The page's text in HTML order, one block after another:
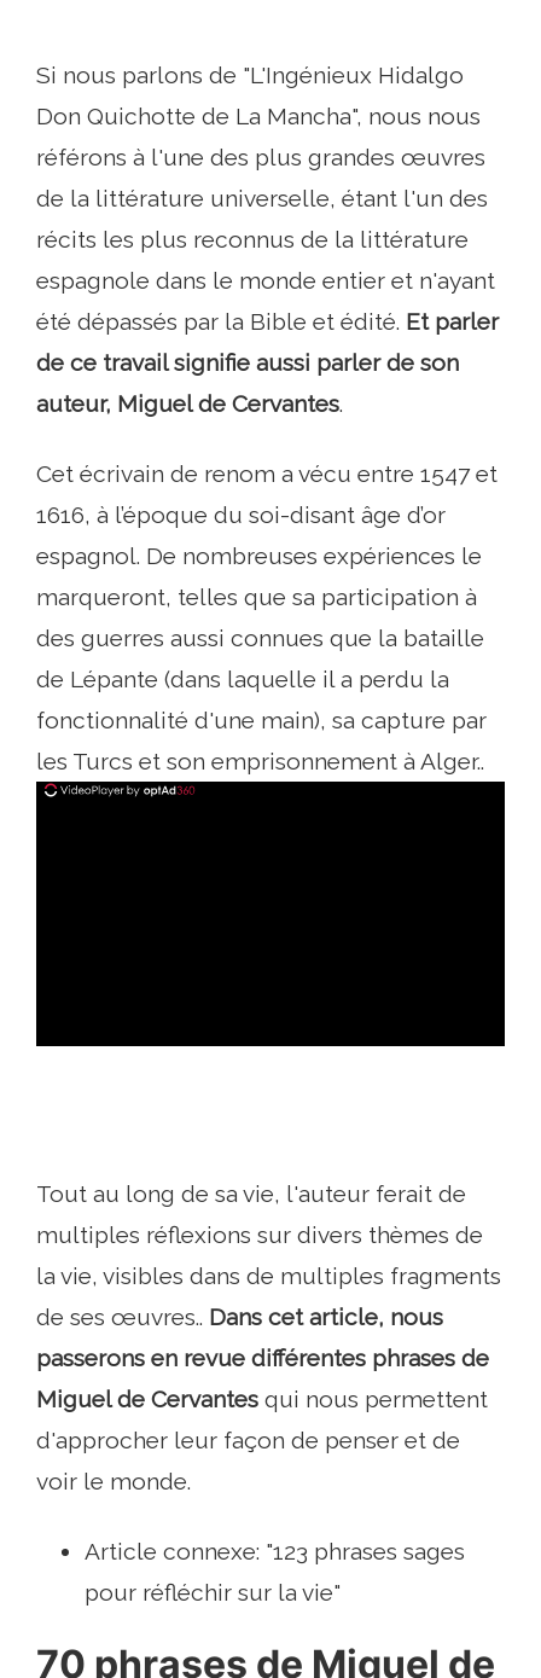
Si nous parlons de "L'Ingénieux Hidalgo
Don Quichotte de La Mancha", nous nous
référons à l'une des plus grandes œuvres
de la littérature universelle, étant l'un des
récits les plus reconnus de la littérature
espagnole dans le monde entier et n'ayant
été dépassés par la Bible et édité. Et parler
de ce travail signifie aussi parler de son
auteur, Miguel de Cervantes.
Cet écrivain de renom a vécu entre 1547 et
1616, à l’époque du soi-disant âge d’or
espagnol. De nombreuses expériences le
marqueront, telles que sa participation à
des guerres aussi connues que la bataille
de Lépante (dans laquelle il a perdu la
fonctionnalité d'une main), sa capture par
les Turcs et son emprisonnement à Alger..
Tout au long de sa vie, l'auteur ferait de
multiples réflexions sur divers thèmes de
la vie, visibles dans de multiples fragments
de ses œuvres.. Dans cet article, nous
passerons en revue différentes phrases de
Miguel de Cervantes qui nous permettent
d'approcher leur façon de penser et de
voir le monde.
Article connexe: "123 phrases sages
pour réfléchir sur la vie"
70 phrases de Miguel de